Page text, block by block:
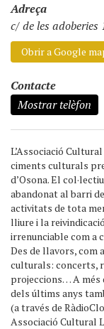
Adreça
c/ de les adoberies
Obrir a Google
Contacte
Mostrar telèfon
L’Associació
ciments culturals
d’Osona. El
abandonat al barri
activitats de tota
lliure i la
irrenunciable com a
Des de llavors, com
culturals: concerts,
projeccions… A més
dels últims anys
(a través de
Associació Cultural